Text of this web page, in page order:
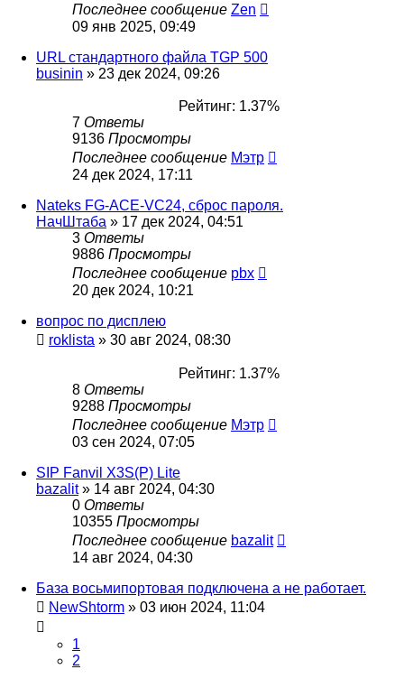
Последнее сообщение Zen
09 янв 2025, 09:49
URL стандартного файла TGP 500
businin » 23 дек 2024, 09:26
Рейтинг: 1.37%
7 Ответы
9136 Просмотры
Последнее сообщение Мэтр
24 дек 2024, 17:11
Nateks FG-ACE-VC24, сброс пароля.
НачШтаба » 17 дек 2024, 04:51
3 Ответы
9886 Просмотры
Последнее сообщение pbx
20 дек 2024, 10:21
вопрос по дисплею
roklista » 30 авг 2024, 08:30
Рейтинг: 1.37%
8 Ответы
9288 Просмотры
Последнее сообщение Мэтр
03 сен 2024, 07:05
SIP Fanvil X3S(P) Lite
bazalit» 14 авг 2024, 04:30
0 Ответы
10355 Просмотры
Последнее сообщение bazalit
14 авг 2024, 04:30
База восьмипортовая подключена а не работает.
NewShtorm » 03 июн 2024, 11:04
1
2